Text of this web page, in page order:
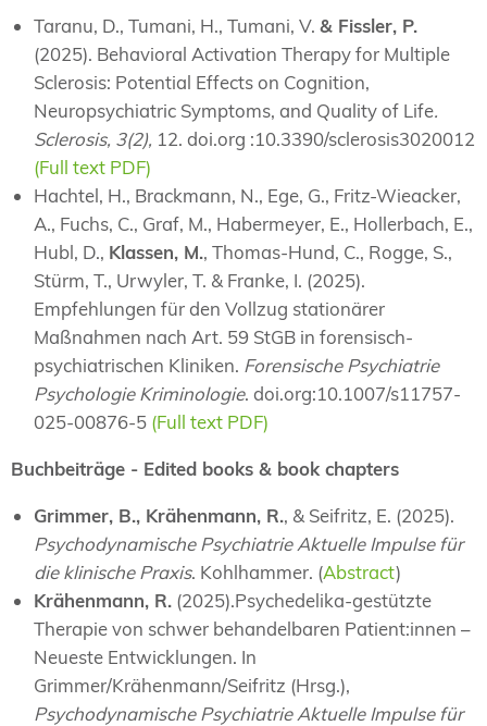
Taranu, D., Tumani, H., Tumani, V. & Fissler, P.
(2025). Behavioral Activation Therapy for Multiple
Sclerosis: Potential Effects on Cognition,
Neuropsychiatric Symptoms, and Quality of Life.
Sclerosis, 3(2), 12. doi.org :10.3390/sclerosis3020012
(Full text PDF)
Hachtel, H., Brackmann, N., Ege, G., Fritz-Wieacker,
A., Fuchs, C., Graf, M., Habermeyer, E., Hollerbach, E.,
Hubl, D., Klassen, M., Thomas-Hund, C., Rogge, S.,
Stürm, T., Urwyler, T. & Franke, I. (2025).
Empfehlungen für den Vollzug stationärer
Maßnahmen nach Art. 59 StGB in forensisch-
psychiatrischen Kliniken. Forensische Psychiatrie
Psychologie Kriminologie. doi.org:10.1007/s11757-
025-00876-5 (Full text PDF)
Buchbeiträge - Edited books & book chapters
Grimmer, B., Krähenmann, R., & Seifritz, E. (2025).
Psychodynamische Psychiatrie Aktuelle Impulse für
die klinische Praxis. Kohlhammer. (Abstract)
Krähenmann, R. (2025).Psychedelika-gestützte
Therapie von schwer behandelbaren Patient:innen –
Neueste Entwicklungen. In
Grimmer/Krähenmann/Seifritz (Hrsg.),
Psychodynamische Psychiatrie Aktuelle Impulse für